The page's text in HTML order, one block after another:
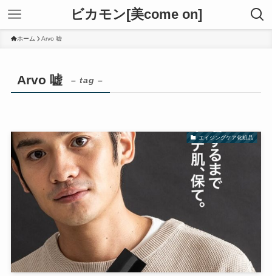
ビカモン[美come on]
ホーム Arvo 嘘
Arvo 嘘 – tag –
エイジングケア化粧品